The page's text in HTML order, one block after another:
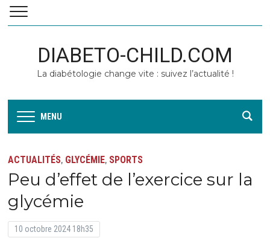
DIABETO-CHILD.COM
La diabétologie change vite : suivez l’actualité !
MENU
ACTUALITÉS, GLYCÉMIE, SPORTS
Peu d’effet de l’exercice sur la
glycémie
10 octobre 2024 18h35